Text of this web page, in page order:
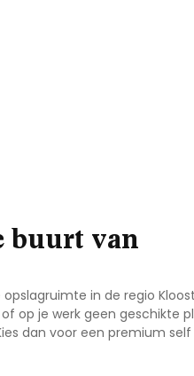
buurt van
in de regio
op je werk geen geschikte
dan voor een premium self